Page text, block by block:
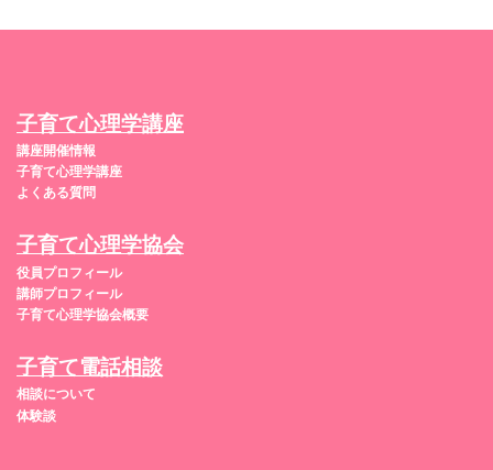
子育て心理学講座
講座開催情報
子育て心理学講座
よくある質問
子育て心理学協会
役員プロフィール
講師プロフィール
子育て心理学協会概要
子育て電話相談
相談について
体験談